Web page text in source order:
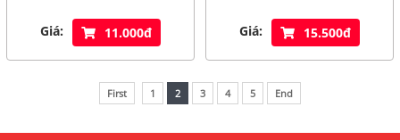
Giá: 11.000đ Giá: 15.500đ
First 1 2 3 4 5 End